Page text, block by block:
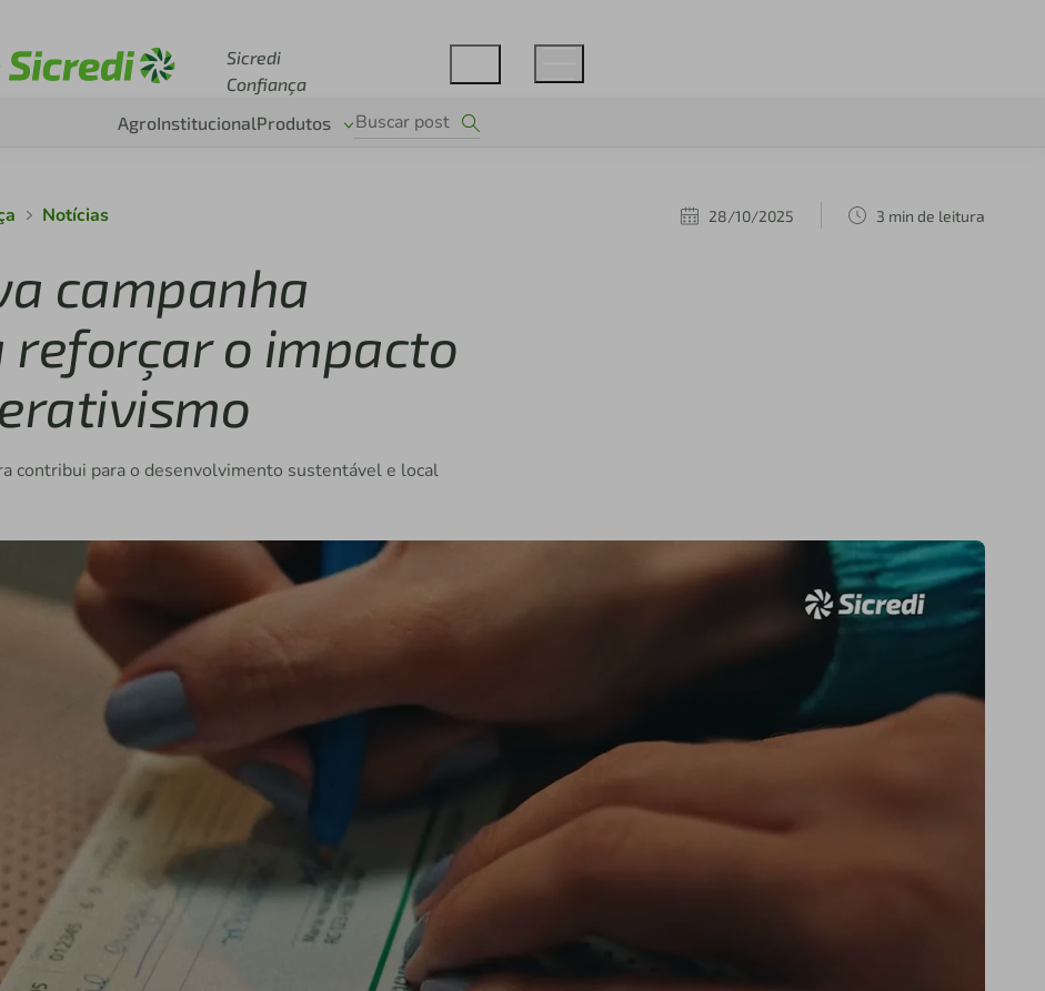
Sicredi
Confiança
AgroInstitucionalProdutos
Notícias 28/10/2025 3 min de leitura
campanha
o impacto
contribui para o desenvolvimento sustentável e local